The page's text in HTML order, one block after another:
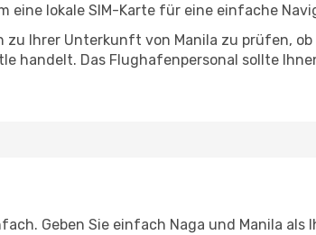
eine lokale SIM-Karte für eine einfache
Ihrer Unterkunft von Manila zu prüfen,
handelt. Das Flughafenpersonal sollte
Geben Sie einfach Naga und Manila